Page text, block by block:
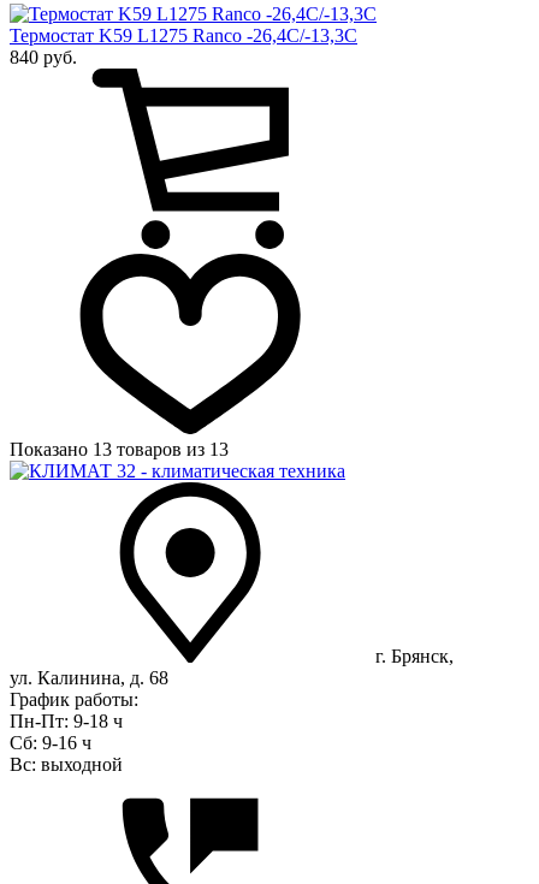
Термостат K59 L1275 Ranco -26,4С/-13,3С
840 руб.
Показано 13 товаров из 13
г. Брянск,
ул. Калинина, д. 68
График работы:
Пн-Пт: 9-18 ч
Сб: 9-16 ч
Вс: выходной